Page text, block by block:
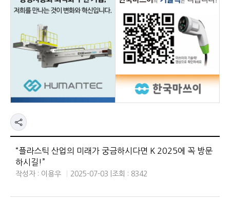
“플라스틱 산업의 미래가 궁금하시다면 K 2025에 꼭 방문
하시길!”
작성자 : 이용우 2025-07-03 | 조회 : 8342